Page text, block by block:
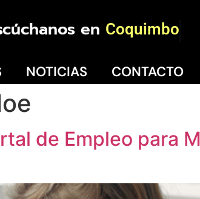
en Coquimbo
NOTICIAS CONTACTO
de Empleo para